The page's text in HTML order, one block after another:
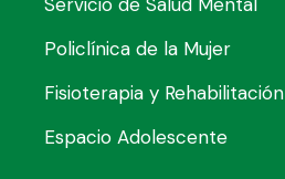
Policlínica de la Mujer
Fisioterapia y Rehabilitación
Espacio Adolescente